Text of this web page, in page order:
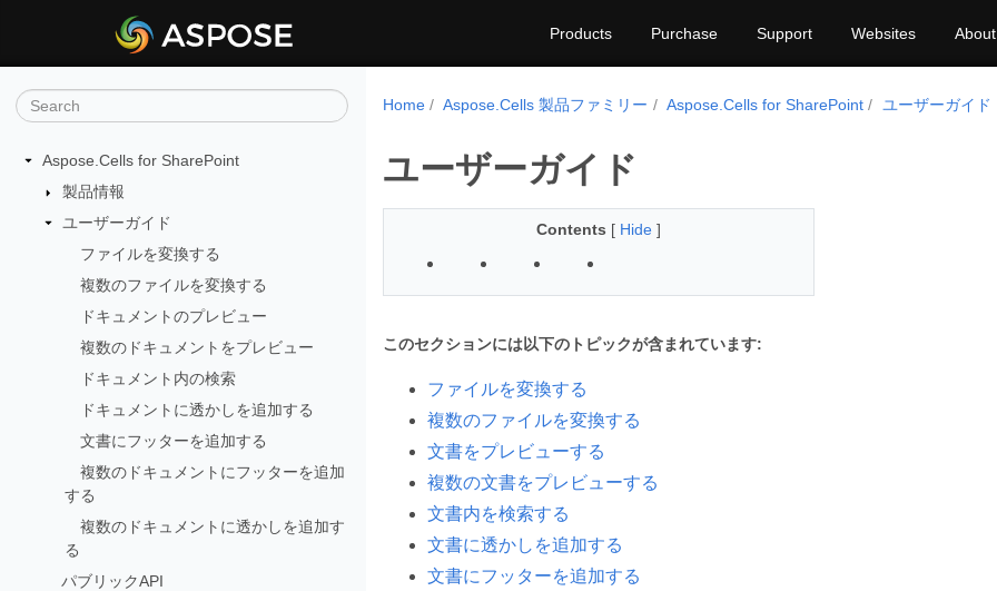
Products Purchase Support Websites About
Aspose.Cells for SharePoint
製品情報
ユーザーガイド
ファイルを変換する
複数のファイルを変換する
ドキュメントのプレビュー
複数のドキュメントをプレビュー
ドキュメント内の検索
ドキュメントに透かしを追加する
文書にフッターを追加する
複数のドキュメントにフッターを追加
する
複数のドキュメントに透かしを追加す
る
パブリックAPI
Home Aspose.Cells 製品ファミリー Aspose.Cells for SharePoint ユーザーガイド
ユーザーガイド
Contents [ Hide ]
このセクションには以下のトピックが含まれています:
ファイルを変換する
複数のファイルを変換する
文書をプレビューする
複数の文書をプレビューする
文書内を検索する
文書に透かしを追加する
文書にフッターを追加する